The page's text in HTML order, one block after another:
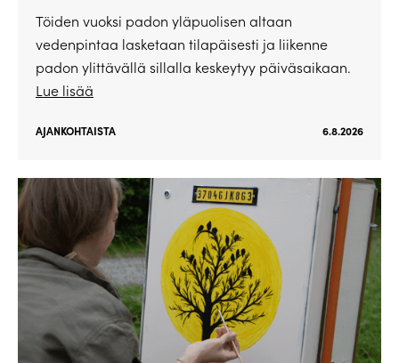
Töiden vuoksi padon yläpuolisen altaan
vedenpintaa lasketaan tilapäisesti ja liikenne
padon ylittävällä sillalla keskeytyy päiväsaikaan.
Lue lisää
AJANKOHTAISTA 6.8.2026